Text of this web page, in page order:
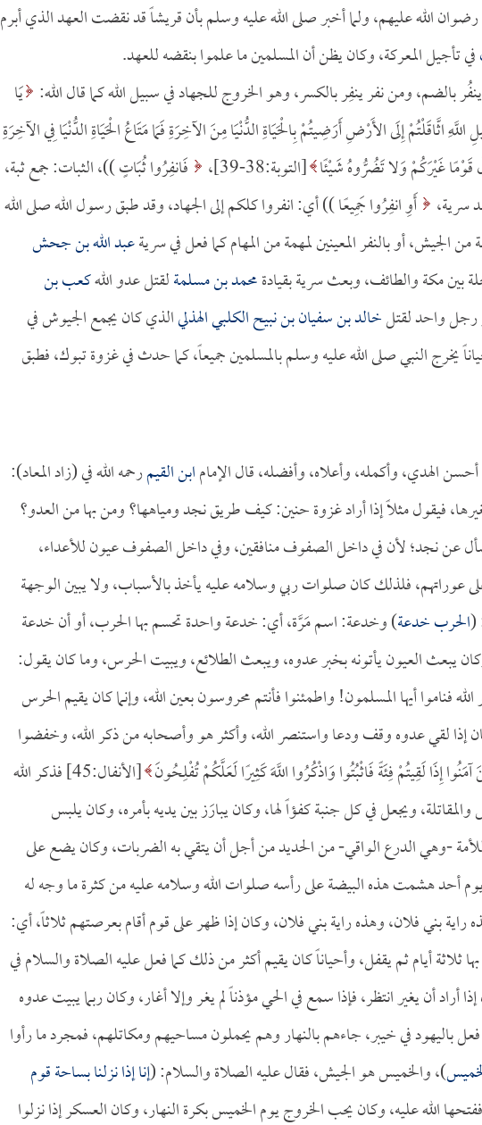
الله عليهم، ولما أخبر صلى الله عليه وسلم بأن قريشاً قد نقضت العهد الذي أبرم
في تأجيل المعركة، وكان يظن أن المسلمين ما علموا بنقضه للعهد.
بالضم، ومن نفر ينفِر بالكسر، وهو الخروج للجهاد في سبيل الله كما قال الله: يَا
اثَّاقَلْتُمْ إِلَى الأَرْضِ أَرَضِيتُمْ بِالْحَيَاةِ الدُّنْيَا مِنَ الآخِرَةِ فَمَا مَتَاعُ الْحَيَاةِ الدُّنْيَا فِي الآخِرَةِ
قَوْمًا غَيْرَكُمْ وَلا تَضُرُّوهُ شَيْئًا [التوبة:38-39]،
فَانفِرُوا ثُبَاتٍ ))، الثبات: جمع ثبة،
سرية، أَوِ انفِرُوا جَمِيعًا )) أي: انفروا كلكم إلى الجهاد، وقد طبق رسول الله صلى الله
الجيش، أو بالنفر المعينين لمهمة من المهام كما فعل في سريةعبد الله بن جحش
بين مكة والطائف، وبعث سرية بقيادةمحمد بن مسلمةلقتل عدو اللهكعب بن
واحد لقتلخالد بن سفيان بن نبيح الكلبي الهذليالذي كان يجمع الجيوش في
يخرج النبي صلى الله عليه وسلم بالمسلمين جميعاً، كما حدث في غزوة تبوك، فطبق
الهدي، وأكمله، وأعلاه، وأفضله، قال الإمامابن القيمرحمه الله في (زاد المعاد):
فيقول مثلاً إذا أراد غزوة حنين: كيف طريق نجد ومياهها؟ ومن بها من العدو؟
عن نجد؛ لأن في داخل الصفوف منافقين، وفي داخل الصفوف عيون للأعداء،
عوراتهم، فلذلك كان صلوات ربي وسلامه عليه يأخذ بالأسباب، ولا يبين الوجهة
(الحرب خدعة) وخدعة: اسم مَرَّة، أي: خدعة واحدة تحسم بها الحرب، أو أن خدعة
يبعث العيون يأتونه بخبر عدوه، ويبعث الطلائع، ويبيت الحرس، وما كان يقول:
فناموا أيها المسلمون! واطمئنوا فأنتم محروسون بعين الله، وإنما كان يقيم الحرس
إذا لقي عدوه وقف ودعا واستنصر الله، وأكثر هو وأصحابه من ذكر الله، وخفضوا
آمَنُوا إِذَا لَقِيتُمْ فِئَةً فَاثْبُتُوا وَاذْكُرُوا اللَّهَ كَثِيرًا لَعَلَّكُمْ تُفْلِحُونَ
[الأنفال:45] فذكر الله
ويجعل في كل جنبة كفؤاً لها، وكان يبارَز بين يديه بأمره، وكان يلبس
-وهي الدرع الواقي- من الحديد من أجل أن يتقي به الضربات، وكان يضع على
أحد هشمت هذه البيضة على رأسه صلوات الله وسلامه عليه من كثرة ما وجه له
بني فلان، وهذه راية بني فلان، وكان إذا ظهر على قوم أقام بعرصتهم ثلاثاً، أي:
ثلاثة أيام ثم يقفل، وأحياناً كان يقيم أكثر من ذلك كما فعل عليه الصلاة والسلام في
أن يغير انتظر، فإذا سمع في الحي مؤذناً لم يغر وإلا أغار، وكان ربما يبيت عدوه
فعل باليهود في خيبر، جاءهم بالنهار وهم يحملون مساحيهم ومكاتلهم، فمجرد ما رأوا
)، والخميس هو الجيش، فقال عليه الصلاة والسلام: (إنا إذا نزلنا بساحة قوم
الله عليه، وكان يحب الخروج يوم الخميس بكرة النهار، وكان العسكر إذا نزلوا